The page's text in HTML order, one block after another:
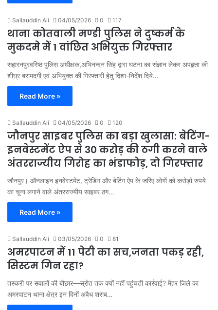
Sallauddin Ali 04/05/2026 0 117
थाना कोतवाली मण्डी पुलिस ने दुष्कर्म के
मुकदमे में 1 वांछित अभियुक्त गिरफ्तार
सहारनपुरवरिष्ठ पुलिस अधीक्षक,अभिनन्दन सिंह द्वारा घटना का संज्ञान लेकर अपहृता की
शीघ्र बरामदगी एवं अभियुक्त की गिरफ्तारी हेतु दिशा-निर्देश दिये…
Read More »
Sallauddin Ali 04/05/2026 0 120
जौनपुर साइबर पुलिस का बड़ा खुलासा: बेटिंग-
इनवेस्टमेंट ऐप से 30 करोड़ की ठगी करने वाले
अंतरराज्यीय गिरोह का भंडाफोड़, दो गिरफ्तार
जौनपुर। ऑनलाइन इनवेस्टमेंट, ट्रेडिंग और बेटिंग ऐप के जरिए लोगों को करोड़ों रुपये
का चूना लगाने वाले अंतरराज्यीय साइबर ठग…
Read More »
Sallauddin Ali 03/05/2026 0 81
अमरपाटन में 11 पेटी का सच,जनता पकड़ रही,
सिस्टम गिन रहा?
तस्करी पर सवालों की बौछार—स्रोत तक क्यों नहीं पहुंचती कार्रवाई? मैहर जिले का
अमरपाटन थाना क्षेत्र इन दिनों अवैध शराब…